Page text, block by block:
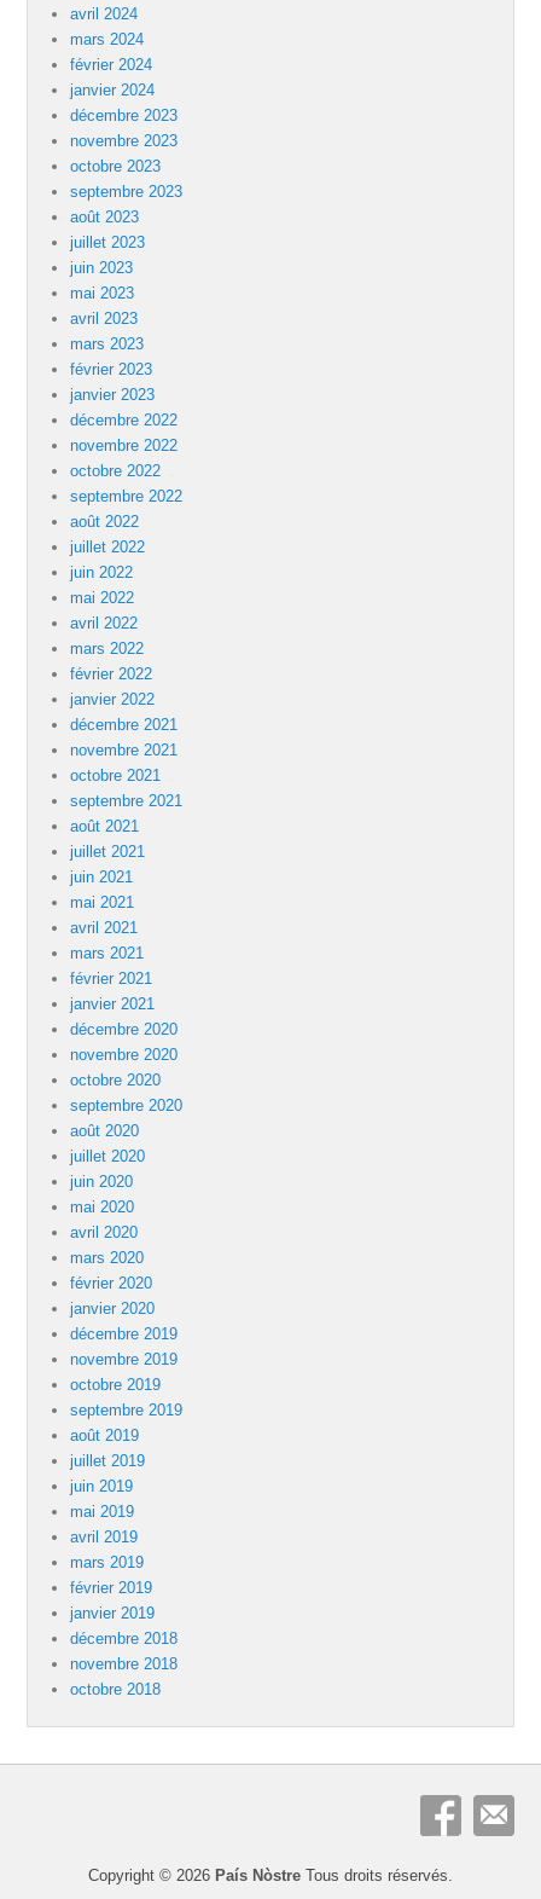
avril 2024
mars 2024
février 2024
janvier 2024
décembre 2023
novembre 2023
octobre 2023
septembre 2023
août 2023
juillet 2023
juin 2023
mai 2023
avril 2023
mars 2023
février 2023
janvier 2023
décembre 2022
novembre 2022
octobre 2022
septembre 2022
août 2022
juillet 2022
juin 2022
mai 2022
avril 2022
mars 2022
février 2022
janvier 2022
décembre 2021
novembre 2021
octobre 2021
septembre 2021
août 2021
juillet 2021
juin 2021
mai 2021
avril 2021
mars 2021
février 2021
janvier 2021
décembre 2020
novembre 2020
octobre 2020
septembre 2020
août 2020
juillet 2020
juin 2020
mai 2020
avril 2020
mars 2020
février 2020
janvier 2020
décembre 2019
novembre 2019
octobre 2019
septembre 2019
août 2019
juillet 2019
juin 2019
mai 2019
avril 2019
mars 2019
février 2019
janvier 2019
décembre 2018
novembre 2018
octobre 2018
Copyright © 2026 País Nòstre Tous droits réservés.